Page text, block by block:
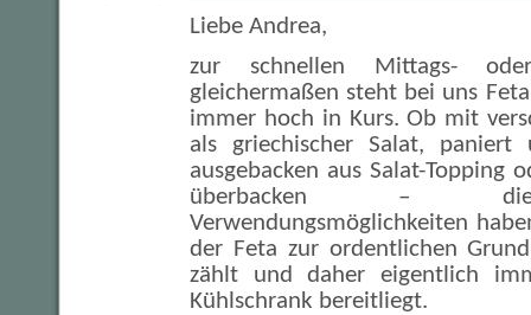
Liebe Andrea,
zur schnellen Mittags- oder
gleichermaßen steht bei uns
immer hoch in Kurs. Ob mit
als griechischer Salat,
ausgebacken aus Salat-Topping
überbacken – die
Verwendungsmöglichkeiten
der Feta zur ordentlichen
zählt und daher eigentlich
Kühlschrank bereitliegt.